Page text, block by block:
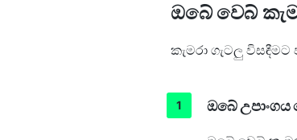
ඔබේ වෙබ්
කැමරා ගැටලු
ඔබේ